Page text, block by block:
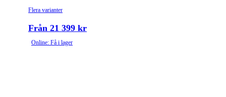
Flera varianter
Från 21 399 kr
Online: Få i lager